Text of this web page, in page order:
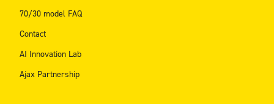
70/30 model FAQ
Contact
AI Innovation Lab
Ajax Partnership